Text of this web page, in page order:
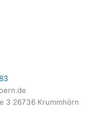
3 26736 Krummhörn